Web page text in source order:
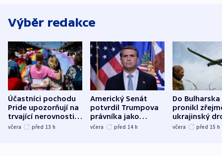
Výběr redakce
Účastníci pochodu
Pride upozorňují na
trvající nerovnosti i
společenskou
včera před 13 h
Americký Senát
potvrdil Trumpova
právníka jako
ministra
včera před 14 h
Do Bulharska
pronikl
ukrajinský
explodoval
včera před 15 h